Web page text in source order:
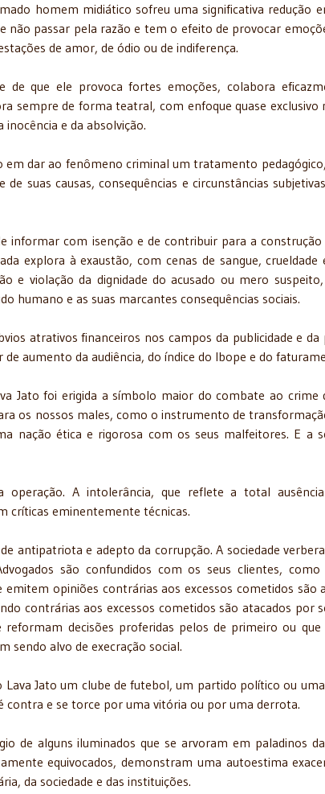
homem midiático sofreu uma significativa redução
não passar pela razão e tem o efeito de provocar
de amor, de ódio ou de indiferença.
de que ele provoca fortes emoções, colabora
sempre de forma teatral, com enfoque quase exclusivo
e da absolvição.
dar ao fenômeno criminal um tratamento
suas causas, consequências e circunstâncias
informar com isenção e de contribuir para a construção
explora à exaustão, com cenas de sangue, crueldade
e violação da dignidade do acusado ou mero
humano e as suas marcantes consequências sociais.
atrativos financeiros nos campos da publicidade e da
aumento da audiência, do índice do Ibope e do
Jato foi erigida a símbolo maior do combate ao crime
os nossos males, como o instrumento de
nação ética e rigorosa com os seus malfeitores. E a
operação. A intolerância, que reflete a total
críticas eminentemente técnicas.
antipatriota e adepto da corrupção. A sociedade
são confundidos com os seus clientes, como
opiniões contrárias aos excessos cometidos são
contrárias aos excessos cometidos são atacados por
decisões proferidas pelos de primeiro ou
sendo alvo de execração social.
Lava Jato um clube de futebol, um partido político ou
contra e se torce por uma vitória ou por uma derrota.
de alguns iluminados que se arvoram em paladinos
equivocados, demonstram uma autoestima
da sociedade e das instituições.